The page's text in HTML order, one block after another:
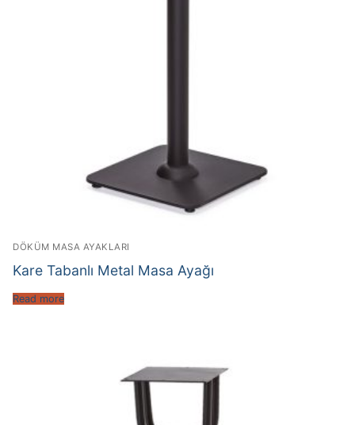
DÖKÜM MASA AYAKLARI
Kare Tabanlı Metal Masa Ayağı
Read more